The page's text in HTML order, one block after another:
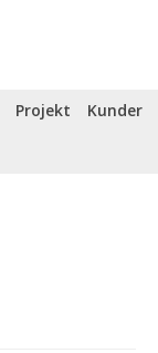
Projekt
Kunder